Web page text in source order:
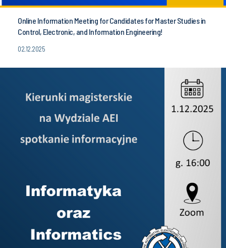
Online Information Meeting for Candidates for Master Studies in
Control, Electronic, and Information Engineering!
02.12.2025